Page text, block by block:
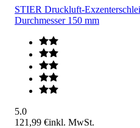
STIER Druckluft-
Durchmesser 150 mm
5.0
121,99 €inkl. MwSt.